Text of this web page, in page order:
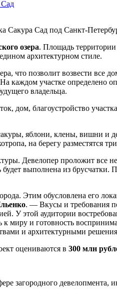
Сад
Сакура Сад под Санкт-
озера. Площадь территории
архитектурном стиле.
что позволит возвести все
каждом участке определено
владельца.
дом, благоустройство
яблони, клены, вишни и
на берегу разместятся
Девелопер проложит все
выполнена из брусчатки.
Этим обусловлена его
. — Вкусы и требования
У этой аудитории
миру и готовность
и архитектурными
оцениваются в 300 млн
загородного